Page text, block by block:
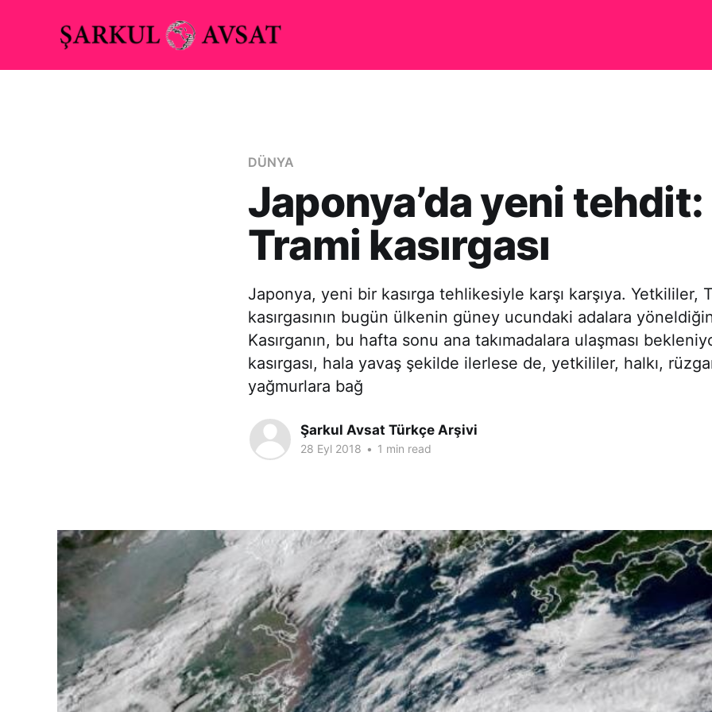
DÜNYA
Japonya’da yeni tehdit:
Trami kasırgası
Japonya, yeni bir kasırga tehlikesiyle karşı karşıya. Yetkililer,
kasırgasının bugün ülkenin güney ucundaki adalara
Kasırganın, bu hafta sonu ana takımadalara ulaşması
kasırgası, hala yavaş şekilde ilerlese de, yetkililer, halkı,
yağmurlara bağ
Şarkul Avsat Türkçe Arşivi
28 Eyl 2018 • 1 min read